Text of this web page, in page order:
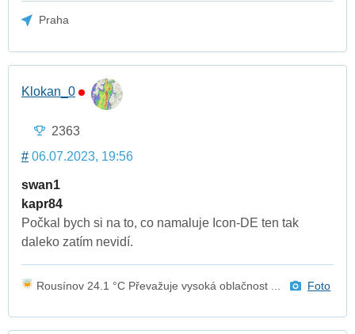
Praha
Klokan_0
2363
# 06.07.2023, 19:56
swan1
kapr84
Počkal bych si na to, co namaluje Icon-DE ten tak
daleko zatím nevidí.
Rousínov 24.1 °C Převažuje vysoká oblačnost ... Foto